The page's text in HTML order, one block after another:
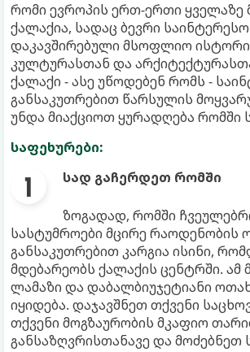
რომი ევროპის ერთ-ერთი ყველაზე
ქალაქია, სადაც ბევრი
დაკავშირებული მსოფლიო
კულტურასთან და
ქალაქი - ასე უწოდებენ რომს -
განსაკუთრებით წარსულის
უნდა მიაქციოთ ყურადღება რომში
საფეხურები:
სად გაჩერდეთ რომში
ზოგადად, რომში
სასტუმროები მცირე რაოდენობის
განსაკუთრებით კარგია ისინი,
მდებარეობს ქალაქის ცენტრში. ამ
ლამაზი და დაბალბიუჯეტიანი
იყიდება. დაჯავშნეთ თქვენი
თქვენი მოგზაურობის მკაფიო
განსაზღვრისთანავე და მოძებნეთ